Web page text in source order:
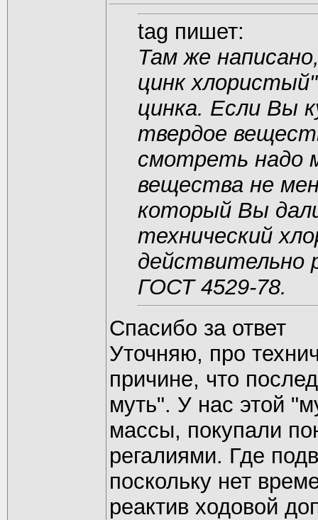
tag пишет:
Там же
цинк
цинка. Если Вы
твердое
смотреть надо
вещества не
который Вы
технический
действительно
ГОСТ 4529-78.
Спасибо за ответ
Уточняю, про
причине, что
муть". У нас этой
массы, покупали
регалиями. Где
поскольку нет
реактив ходовой